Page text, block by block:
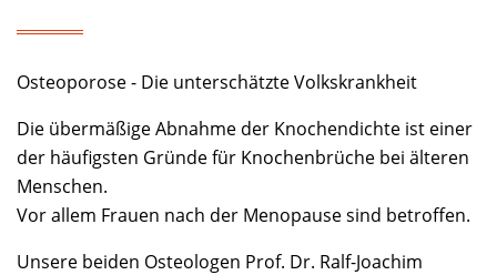
Osteoporose - Die unterschätzte Volkskrankheit
Die übermäßige Abnahme der Knochendichte ist einer
der häufigsten Gründe für Knochenbrüche bei älteren
Menschen.
Vor allem Frauen nach der Menopause sind betroffen.
Unsere beiden Osteologen Prof. Dr. Ralf-Joachim